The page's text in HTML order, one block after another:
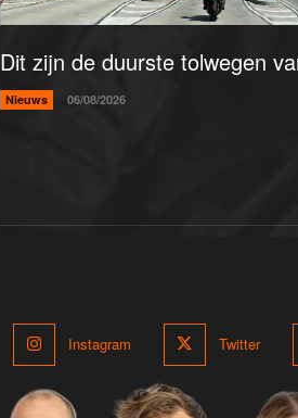
Dit zijn de duurste tolwegen
Nieuws 06/08/2026
Instagram Twitter